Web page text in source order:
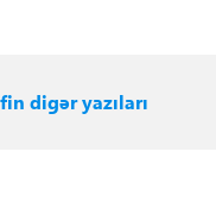
digər yazıları